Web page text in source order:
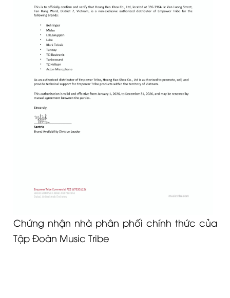
Chứng nhận nhà phân phối chính thức của
Tập Đoàn Music Tribe